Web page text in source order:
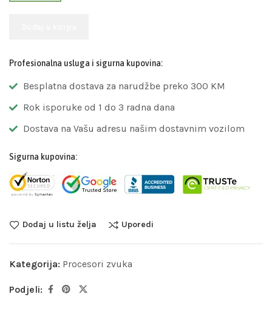
Profesionalna usluga i sigurna kupovina:
Besplatna dostava za narudžbe preko 300 KM
Rok isporuke od 1 do 3 radna dana
Dostava na Vašu adresu našim dostavnim vozilom
Sigurna kupovina:
Dodaj u listu želja Uporedi
Kategorija: Procesori zvuka
Podjeli: